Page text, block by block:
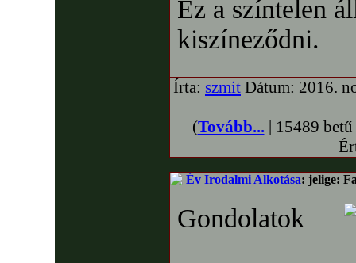
Ez a színtelen
kiszíneződni.
Írta: szmit Dátum: 2016.
(Tovább...| 15489
Év Irodalmi Alkotása: jelige:
Gondolatok